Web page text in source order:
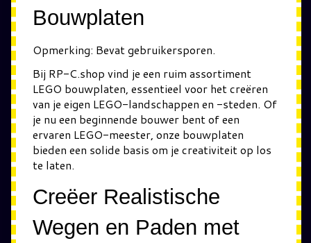
Bouwplaten
Opmerking: Bevat gebruikersporen.
Bij RP-C.shop vind je een ruim assortiment
LEGO bouwplaten, essentieel voor het creëren
van je eigen LEGO-landschappen en -steden. Of
je nu een beginnende bouwer bent of een
ervaren LEGO-meester, onze bouwplaten
bieden een solide basis om je creativiteit op los
te laten.
Creëer Realistische
Wegen en Paden met